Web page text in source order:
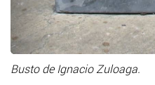
Busto de Ignacio Zuloaga.